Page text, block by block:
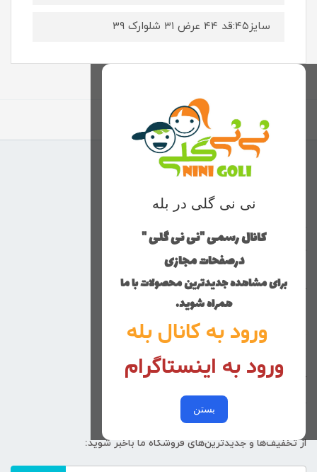
سایز۴۵:قد ۴۴ عرض ۳۱ شلوارک ۳۹
نی نی گلی در بله
کانال رسمی "نی نی گلی "
درصفحات مجازی
برای مشاهده جدیدترین محصولات با ما
همراه شوید.
ورود به کانال بله
ورود به اینستاگرام
بستن
برگشت به بالا
منوی وب‌سایت
خانه
کوچولوهای نی نی گلی
تماس با ما
کد پیگیری سفارشات
خرید عمده
از تخفیف‌ها و جدیدترین‌های فروشگاه ما باخبر شوید: